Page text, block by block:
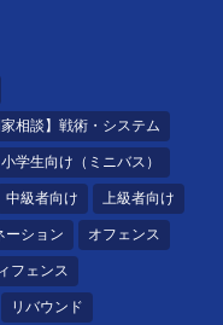
家相談】戦術・システム
小学生向け（ミニバス）
中級者向け 上級者向け
ーション オフェンス
フェンス
リバウンド